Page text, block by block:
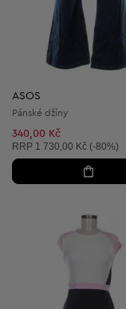
ASOS
Pánské džíny
340,00 Kč
Doporučená cena:
RRP 1 730,00 Kč (-80%)